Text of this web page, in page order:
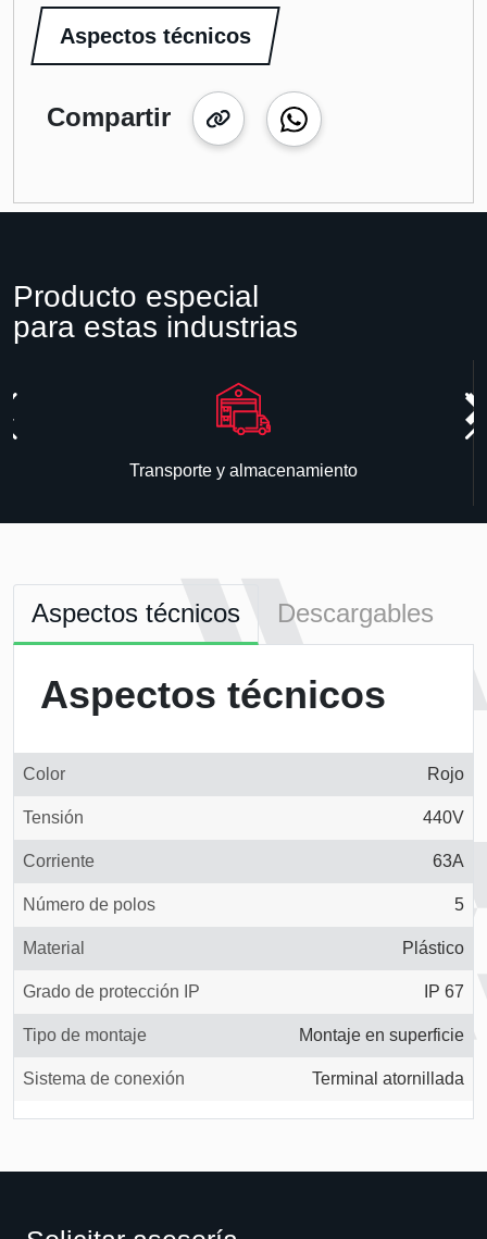
Aspectos técnicos
Compartir
Producto especial
para estas industrias
Transporte y almacenamiento
Aspectos técnicos Descargables
Aspectos técnicos
Color Rojo
Tensión 440V
Corriente 63A
Número de polos 5
Material Plástico
Grado de protección IP IP 67
Tipo de montaje Montaje en superficie
Sistema de conexión Terminal atornillada